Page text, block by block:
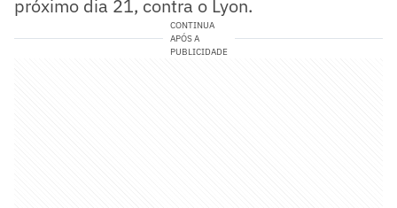
próximo dia 21, contra o Lyon.
CONTINUA
APÓS A
PUBLICIDADE